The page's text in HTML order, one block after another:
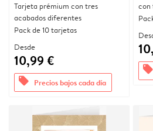
Tarjeta prémium con tres
acabados diferentes
Pack de 10 tarjetas
Desde
10,99 €
offers Precios bajos cada día
con
offers